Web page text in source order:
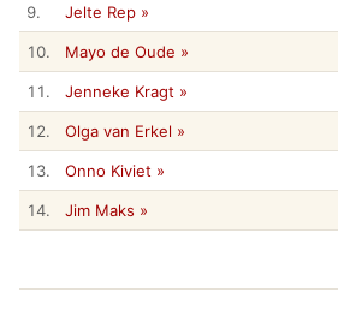
9. Jelte Rep »
10. Mayo de Oude »
11. Jenneke Kragt »
12. Olga van Erkel »
13. Onno Kiviet »
14. Jim Maks »